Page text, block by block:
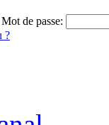
Mot de passe:
?